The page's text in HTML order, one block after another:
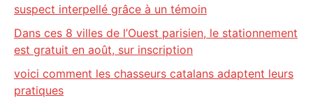
suspect interpellé grâce à un témoin
Dans ces 8 villes de l’Ouest parisien, le stationnement
est gratuit en août, sur inscription
voici comment les chasseurs catalans adaptent leurs
pratiques